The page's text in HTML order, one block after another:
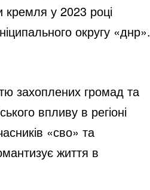
кремля у 2023 році
округу «днр».
захоплених громад та
впливу в регіоні
«сво» та
життя в